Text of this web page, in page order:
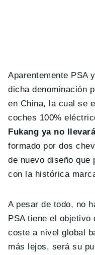
Aparentemente PSA
dicha denominación
en China, la cual se
coches 100%
Fukang ya no
formado por dos
de nuevo diseño
con la histórica
A pesar de todo, no
PSA tiene el objetivo
coste a nivel global
más lejos, será su